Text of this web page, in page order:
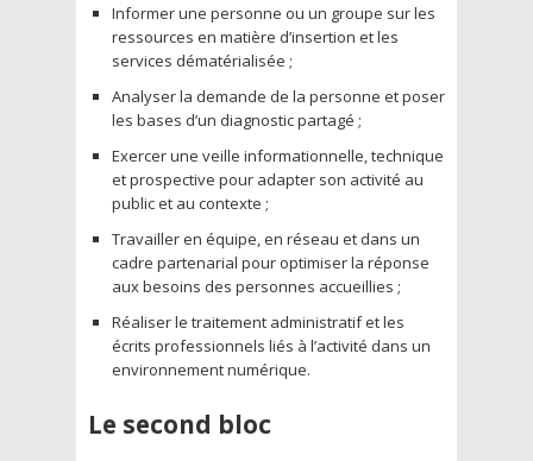
Informer une personne ou un groupe sur les
ressources en matière d’insertion et les
services dématérialisée ;
Analyser la demande de la personne et poser
les bases d’un diagnostic partagé ;
Exercer une veille informationnelle, technique
et prospective pour adapter son activité au
public et au contexte ;
Travailler en équipe, en réseau et dans un
cadre partenarial pour optimiser la réponse
aux besoins des personnes accueillies ;
Réaliser le traitement administratif et les
écrits professionnels liés à l’activité dans un
environnement numérique.
Le second bloc